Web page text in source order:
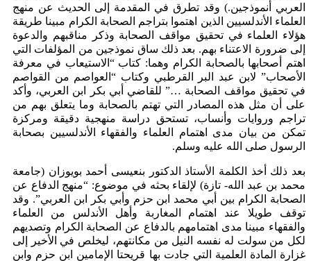
العربي أنموذجين.) وقد تطرق في المقدمة إلى الحديث عن منهج
العلماء الأندلسيين الذين اهتموا بتراجم الصحابة الكرام مبينا طريقة
هؤلاء العلماء في تحقيق مواقف الصحابة وذكر مناقبهم والدعوة
إلى ضرورة الاعتناء بهم. بعد ذلك ساق نموذجين من المؤلفات التي
اهتم أصحابها بالصحابة الكرام وهما: كتاب “الاستيعاب في معرفة
الأصحاب” لابن عبد البر القرطبي وكتاب “العواصم من القواصم
في تحقيق مواقف الصحابة …” للقاضي أبي بكر ابن العربي، وأكد
على أن مثل هذه المصادر التي تهتم بالصحابة وما يتعلق بهم من
تراجم وروايات وأنساب، تستحق دراسة منهجية دقيقة ومركزة
تمكن من بيان مدى اهتمام العلماء والفقهاء الأندلسيين بصحابة
الرسول صلى الله عليه وسلم.
بعد ذلك أخذ الكلمة الأستاذ الدكتور بنعيسى أحمد بويوزان (جامعة
محمد بن عبد الله- تازة) لإلقاء بحثه في موضوع: “منهج الدفاع عن
الصحابة الكرام بين أبي محمد ابن حزم وأبي بكر ابن العربي”. وقد
توقف طويلا عند اهتمام المغاربة وأهل الأندلس من العلماء
والفقهاء مبينا مدى اهتمامهم بالدفاع عن الصحابة الكرام وتصديهم
لكل من سولت له نفسه النيل من مكانتهم، ليخلص في الأخير إلى
غزارة المادة العلمية التي جادت بها قريحتا الإمامين ابن حزم وابن